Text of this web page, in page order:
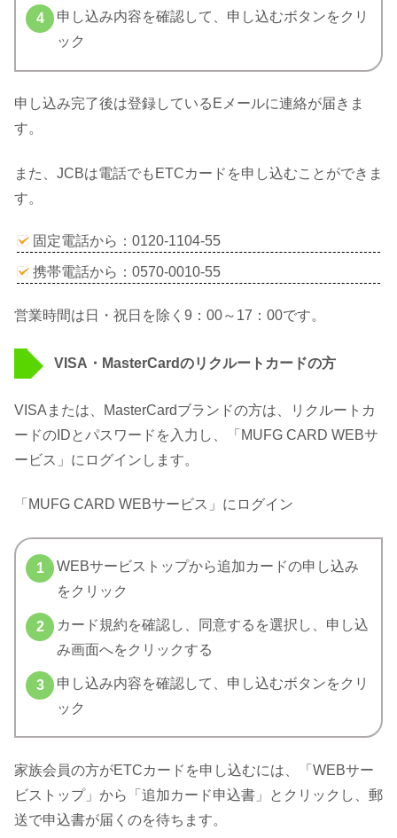
申し込み内容を確認して、申し込むボタンをクリ
ック
申し込み完了後は登録しているEメールに連絡が届きま
す。
また、JCBは電話でもETCカードを申し込むことができま
す。
固定電話から：0120-1104-55
携帯電話から：0570-0010-55
営業時間は日・祝日を除く9：00～17：00です。
VISA・MasterCardのリクルートカードの方
VISAまたは、MasterCardブランドの方は、リクルートカ
ードのIDとパスワードを入力し、「MUFG CARD WEBサ
ービス」にログインします。
「MUFG CARD WEBサービス」にログイン
WEBサービストップから追加カードの申し込み
をクリック
カード規約を確認し、同意するを選択し、申し込
み画面へをクリックする
申し込み内容を確認して、申し込むボタンをクリ
ック
家族会員の方がETCカードを申し込むには、「WEBサー
ビストップ」から「追加カード申込書」とクリックし、郵
送で申込書が届くのを待ちます。